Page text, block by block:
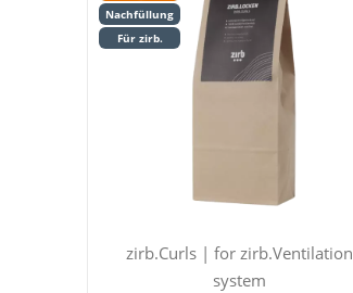
Nachfüllung
Für zirb.
zirb.Curls | for zirb.Ventilation
system